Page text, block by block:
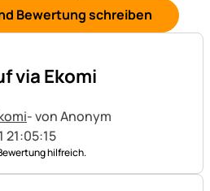
Bewertung schreiben
via Ekomi
- von Anonym
21:05:15
hilfreich.